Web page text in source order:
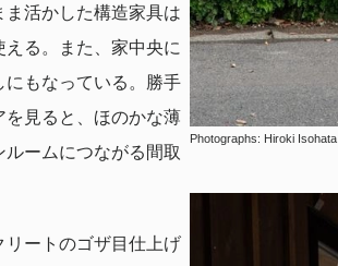
活かした構造家具は
る。また、家中央に
もなっている。勝手
見ると、ほのかな薄
ームにつながる間取
ートのゴザ目仕上げ
Photographs: Hiroki Isohata